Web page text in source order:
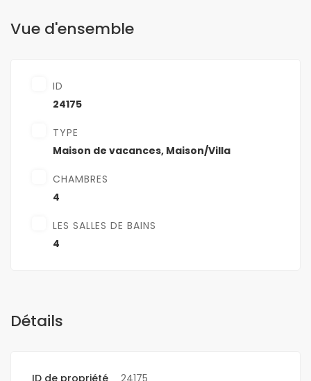
Vue d'ensemble
ID
24175
TYPE
Maison de vacances, Maison/Villa
CHAMBRES
4
LES SALLES DE BAINS
4
Détails